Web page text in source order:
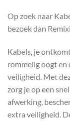
Op zoek naar
bezoek dan
Kabels, je
rommelig oogt en
veiligheid. Met
zorg je op een
afwerking,
extra veiligheid.